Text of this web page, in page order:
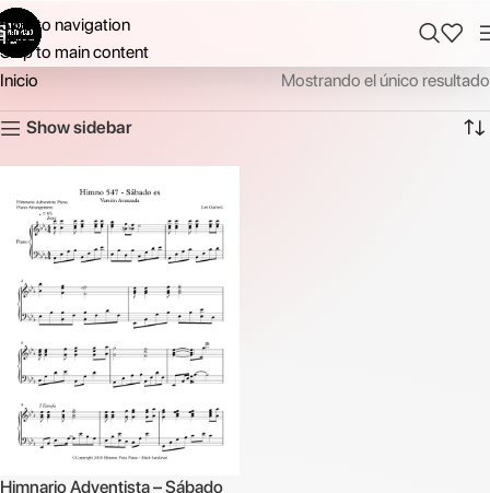
Skip to navigation
Skip to main content
Inicio
Mostrando el único resultado
Show sidebar
Himnario Adventista – Sábado